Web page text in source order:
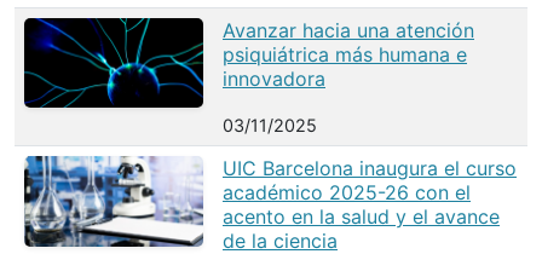
Avanzar hacia una atención
psiquiátrica más humana e
innovadora
03/11/2025
UIC Barcelona inaugura el curso
académico 2025-26 con el
acento en la salud y el avance
de la ciencia